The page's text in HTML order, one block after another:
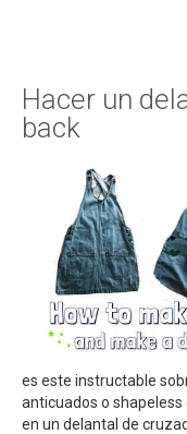
Hacer un
back
es este instructable
anticuados o
en un delantal de